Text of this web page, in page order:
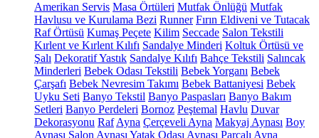
Amerikan Servis Masa Örtüleri Mutfak Önlüğü Mutfak
Havlusu ve Kurulama Bezi Runner Fırın Eldiveni ve Tutacak
Raf Örtüsü Kumaş Peçete Kilim Seccade Salon Tekstili
Kırlent ve Kırlent Kılıfı Sandalye Minderi Koltuk Örtüsü ve
Şalı Dekoratif Yastık Sandalye Kılıfı Bahçe Tekstili Salıncak
Minderleri Bebek Odası Tekstili Bebek Yorganı Bebek
Çarşafı Bebek Nevresim Takımı Bebek Battaniyesi Bebek
Uyku Seti Banyo Tekstil Banyo Paspasları Banyo Bakım
Setleri Banyo Perdeleri Bornoz Peştemal Havlu Duvar
Dekorasyonu Raf Ayna Çerçeveli Ayna Makyaj Aynası Boy
Aynası Salon Aynası Yatak Odası Aynası Parçalı Ayna